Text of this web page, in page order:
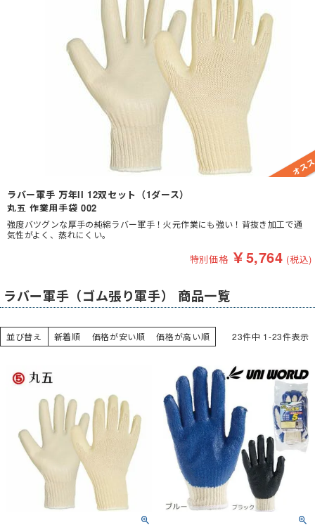
ラバー軍手 万年II 12双セット（1ダース）
丸五 作業用手袋 002
強度バツグンな厚手の純綿ラバー軍手！火元作業にも強い！背抜き加工で通
気性がよく、蒸れにくい。
特別価格 ￥5,764 (税込)
ラバー軍手（ゴム張り軍手） 商品一覧
並び替え 新着順 価格が安い順 価格が高い順 23件中 1-23件表示